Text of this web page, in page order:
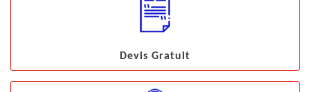
Devis Gratuit